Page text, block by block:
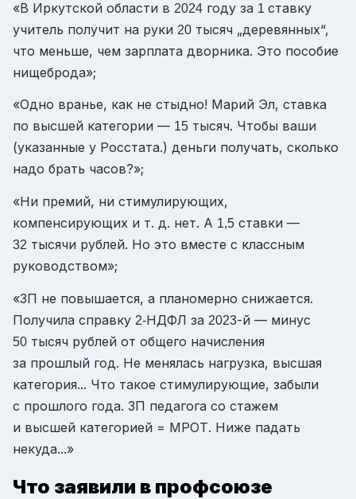
«В Иркутской области в 2024 году за 1 ставку
учитель получит на руки 20 тысяч „деревянных“,
что меньше, чем зарплата дворника. Это пособие
нищеброда»;
«Одно вранье, как не стыдно! Марий Эл, ставка
по высшей категории — 15 тысяч. Чтобы ваши
(указанные у Росстата.) деньги получать, сколько
надо брать часов?»;
«Ни премий, ни стимулирующих,
компенсирующих и т. д. нет. А 1,5 ставки —
32 тысячи рублей. Но это вместе с классным
руководством»;
«ЗП не повышается, а планомерно снижается.
Получила справку 2-НДФЛ за 2023-й — минус
50 тысяч рублей от общего начисления
за прошлый год. Не менялась нагрузка, высшая
категория... Что такое стимулирующие, забыли
с прошлого года. ЗП педагога со стажем
и высшей категорией = МРОТ. Ниже падать
некуда...»
Что заявили в профсоюзе